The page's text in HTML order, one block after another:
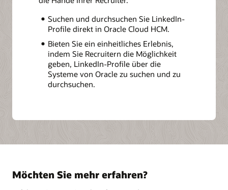
Suchen und durchsuchen Sie LinkedIn-
Profile direkt in Oracle Cloud HCM.
Bieten Sie ein einheitliches Erlebnis,
indem Sie Recruitern die Möglichkeit
geben, LinkedIn-Profile über die
Systeme von Oracle zu suchen und zu
durchsuchen.
Möchten Sie mehr erfahren?